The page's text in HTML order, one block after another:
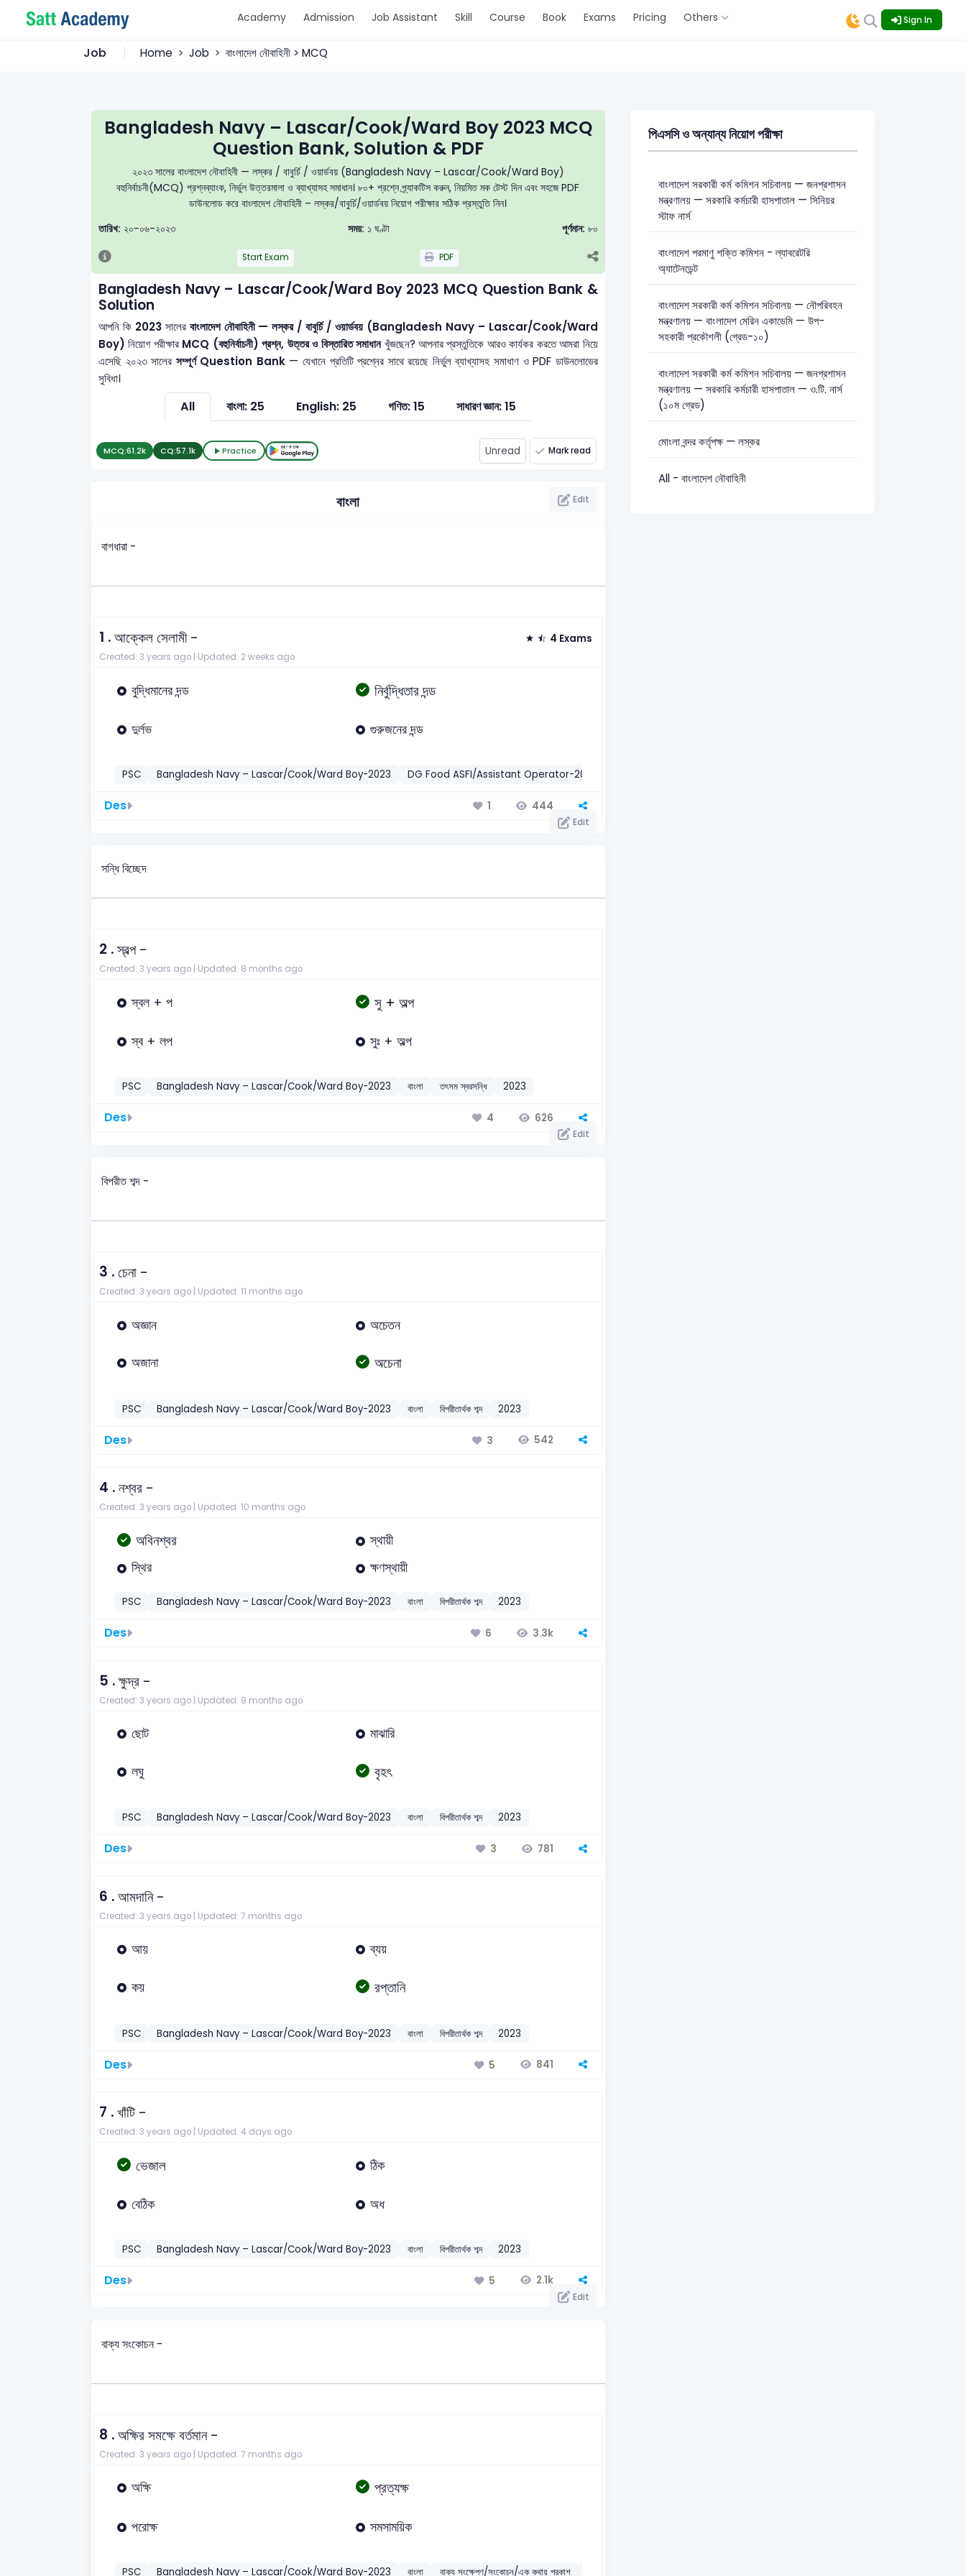
Academy Admission Job Assistant Skill Course Book Exams Pricing Others Sign In
Job Home Job বাংলাদেশ নৌবাহিনী > MCQ
Bangladesh Navy – Lascar/Cook/Ward Boy 2023 MCQ
Question Bank, Solution & PDF
২০২৩ সালের বাংলাদেশ নৌবাহিনী — লস্কর / বাবুর্চি / ওয়ার্ডবয় (Bangladesh Navy – Lascar/Cook/Ward Boy)
বহুনির্বাচনী(MCQ) প্রশ্নব্যাংক, নির্ভুল উত্তরমালা ও ব্যাখ্যাসহ সমাধান। ৮০+ প্রশ্নে প্র্যাকটিস করুন, নিয়মিত মক টেস্ট দিন এবং সহজে PDF
ডাউনলোড করে বাংলাদেশ নৌবাহিনী – লস্কর/বাবুর্চি/ওয়ার্ডবয় নিয়োগ পরীক্ষার সঠিক প্রস্তুতি নিন।
তারিখ: ২০-০৬-২০২৩ সময়: ১ ঘণ্টা পূর্ণমান: ৮০
Start Exam PDF
Bangladesh Navy – Lascar/Cook/Ward Boy 2023 MCQ Question Bank &
Solution
আপনি কি 2023সালের বাংলাদেশ নৌবাহিনী — লস্কর / বাবুর্চি / ওয়ার্ডবয় (Bangladesh Navy – Lascar/Cook/Ward
Boy)নিয়োগ পরীক্ষার MCQ (বহুনির্বাচনী) প্রশ্ন, উত্তর ও বিস্তারিত সমাধানখুঁজছেন? আপনার প্রস্তুতিকে আরও কার্যকর করতে আমরা নিয়ে
এসেছি ২০২৩ সালের সম্পূর্ণ Question Bank— যেখানে প্রতিটি প্রশ্নের সাথে রয়েছে নির্ভুল ব্যাখ্যাসহ সমাধাণ ও PDF ডাউনলোডের
সুবিধা।
All বাংলা: 25 English: 25 গণিত: 15 সাধারণ জ্ঞান: 15
MCQ:61.2k CQ:57.1k Practice Unread Mark read
বাংলা Edit
বাগধারা -
1 .আক্কেল সেলামী - 4 Exams
Created: 3 years ago | Updated: 2 weeks ago
বুদ্ধিমানের দন্ড নির্বুদ্ধিতার দন্ড
দুর্লভ গুরুজনের দন্ড
PSC Bangladesh Navy – Lascar/Cook/Ward Boy-2023 DG Food ASFI/Assistant Operator-2009
Des 1 444
Edit
সন্ধি বিচ্ছেদ
2 .স্বল্প -
Created: 3 years ago | Updated: 8 months ago
স্বল + প সু + অল্প
স্ব + লপ সুঃ + অল্প
PSC Bangladesh Navy – Lascar/Cook/Ward Boy-2023 বাংলা তৎসম স্বরসন্ধি 2023
Des 4 626
Edit
বিপরীত শব্দ -
3 .চেনা -
Created: 3 years ago | Updated: 11 months ago
অজ্ঞান অচেতন
অজানা অচেনা
PSC Bangladesh Navy – Lascar/Cook/Ward Boy-2023 বাংলা বিপরীতার্থক শব্দ 2023
Des 3 542
4 .নশ্বর -
Created: 3 years ago | Updated: 10 months ago
অবিনশ্বর
স্থায়ী
স্থির
ক্ষণস্থায়ী
PSC Bangladesh Navy – Lascar/Cook/Ward Boy-2023 বাংলা বিপরীতার্থক শব্দ 2023
Des 6 3.3k
5 .ক্ষুদ্র -
Created: 3 years ago | Updated: 9 months ago
ছোট মাঝারি
লঘু বৃহৎ
PSC Bangladesh Navy – Lascar/Cook/Ward Boy-2023 বাংলা বিপরীতার্থক শব্দ 2023
Des 3 781
6 .আমদানি -
Created: 3 years ago | Updated: 7 months ago
আয় ব্যয়
কয় রপ্তানি
PSC Bangladesh Navy – Lascar/Cook/Ward Boy-2023 বাংলা বিপরীতার্থক শব্দ 2023
Des 5 841
7 .খাঁটি -
Created: 3 years ago | Updated: 4 days ago
ভেজাল ঠিক
বেঠিক অধ
PSC Bangladesh Navy – Lascar/Cook/Ward Boy-2023 বাংলা বিপরীতার্থক শব্দ 2023
Des 5 2.1k
Edit
বাক্য সংকোচন -
8 .অক্ষির সমক্ষে বর্তমান -
Created: 3 years ago | Updated: 7 months ago
অক্ষি প্রত্যক্ষ
পরোক্ষ সমসাময়িক
PSC Bangladesh Navy – Lascar/Cook/Ward Boy-2023 বাংলা বাক্য সংক্ষেপণ/সংকোচন/এক কথায় প্রকাশ
পিএসসি ও অন্যান্য নিয়োগ পরীক্ষা
বাংলাদেশ সরকারী কর্ম কমিশন সচিবালয় — জনপ্রশাসন
মন্ত্রণালয় — সরকারি কর্মচারী হাসপাতাল — সিনিয়র
স্টাফ নার্স
বাংলাদেশ পরমাণু শক্তি কমিশন - ল্যাবরেটরি
অ্যাটেনডেন্ট
বাংলাদেশ সরকারী কর্ম কমিশন সচিবালয় — নৌপরিবহন
মন্ত্রণালয় — বাংলাদেশ মেরিন একাডেমি — উপ-
সহকারী প্রকৌশলী (গ্রেড-১০)
বাংলাদেশ সরকারী কর্ম কমিশন সচিবালয় — জনপ্রশাসন
মন্ত্রণালয় — সরকারি কর্মচারী হাসপাতাল — ও.টি. নার্স
(১০ম গ্রেড)
মোংলা বন্দর কর্তৃপক্ষ — লস্কর
All - বাংলাদেশ নৌবাহিনী